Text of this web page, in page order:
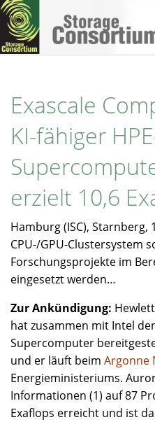
Direkt
zum
Inhalt
Exascale
KI-fähiger
erzielt 10,6
Hamburg (ISC), Starnberg,
CPU-/GPU-Clustersystem
Forschungsprojekte im
eingesetzt werden…
Zur Ankündigung:
hat zusammen mit Intel
Supercomputer
und er läuft beim Argonne
Energieministeriums.
Informationen (1) auf 87
Exaflops erreicht und ist